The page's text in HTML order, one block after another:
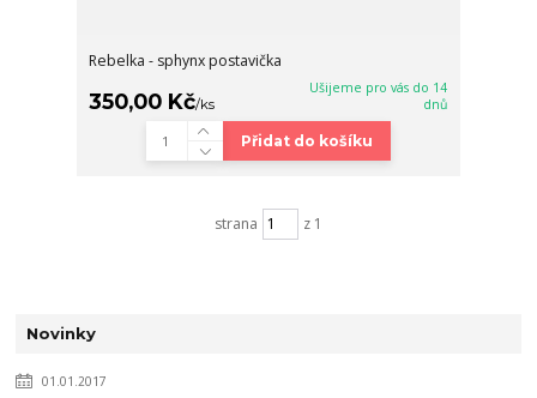
Rebelka - sphynx postavička
350,00 Kč/ks
Ušijeme pro vás do 14
dnů
Přidat do košíku
strana z 1
Novinky
01.01.2017